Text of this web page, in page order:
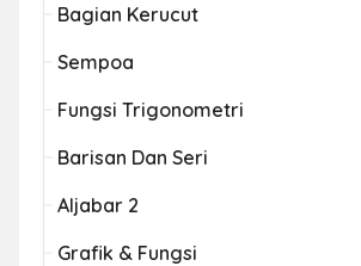
Bagian Kerucut
Sempoa
Fungsi Trigonometri
Barisan Dan Seri
Aljabar 2
Grafik & Fungsi